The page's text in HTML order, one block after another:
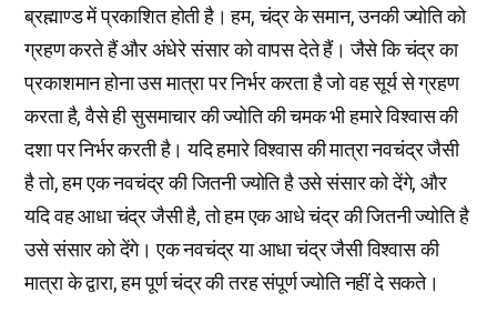
ब्रह्माण्ड में प्रकाशित होती है। हम, चंद्र के समान, उनकी ज्योति को
ग्रहण करते हैं और अंधेरे संसार को वापस देते हैं। जैसे कि चंद्र का
प्रकाशमान होना उस मात्रा पर निर्भर करता है जो वह सूर्य से ग्रहण
करता है, वैसे ही सुसमाचार की ज्योति की चमक भी हमारे विश्वास की
दशा पर निर्भर करती है। यदि हमारे विश्वास की मात्रा नवचंद्र जैसी
है तो, हम एक नवचंद्र की जितनी ज्योति है उसे संसार को देंगे, और
यदि वह आधा चंद्र जैसी है, तो हम एक आधे चंद्र की जितनी ज्योति है
उसे संसार को देंगे। एक नवचंद्र या आधा चंद्र जैसी विश्वास की
मात्रा के द्वारा, हम पूर्ण चंद्र की तरह संपूर्ण ज्योति नहीं दे सकते।